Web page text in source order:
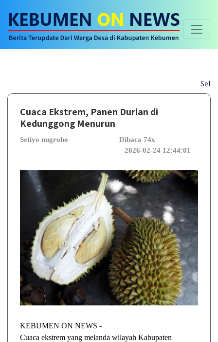
Selamat
Cuaca Ekstrem, Panen Durian di
Kedunggong Menurun
Setiyo nugroho
Dibaca 74x
2026-02-24 12:44:01
KEBUMEN ON NEWS -
Cuaca ekstrem yang melanda wilayah Kabupaten